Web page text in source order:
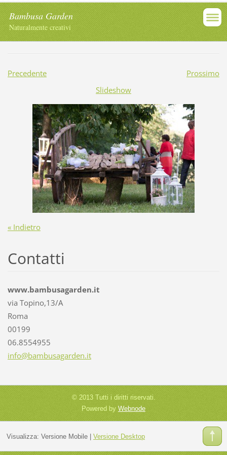
Bambusa Garden
Naturalmente creativi
Precedente
Prossimo
Slideshow
« Indietro
Contatti
www.bambusagarden.it
via Topino,13/A
Roma
00199
06.8554955
info@bambusagarden.it
© 2013 Tutti i diritti riservati.
Powered by Webnode
Visualizza: Versione Mobile| Versione Desktop